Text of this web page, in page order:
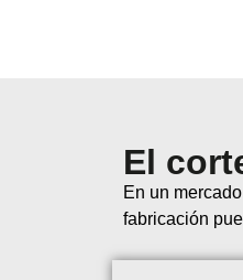
El
En un
fabricación